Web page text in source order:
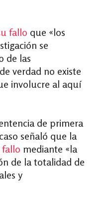
fallo que «los
se
de las
verdad no existe
involucre al aquí
de primera
señaló que la
mediante «la
de la totalidad de
y